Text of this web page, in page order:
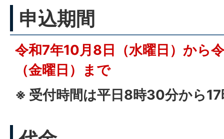
申込期間
令和7年10月8日（水曜日）から
（金曜日）まで
※ 受付時間は平日8時30分から